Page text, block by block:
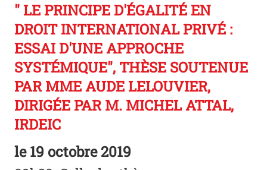
" LE PRINCIPE D'ÉGALITÉ EN
DROIT INTERNATIONAL PRIVÉ :
ESSAI D'UNE APPROCHE
SYSTÉMIQUE", THÈSE SOUTENUE
PAR MME AUDE LELOUVIER,
DIRIGÉE PAR M. MICHEL ATTAL,
IRDEIC
le19 octobre 2019